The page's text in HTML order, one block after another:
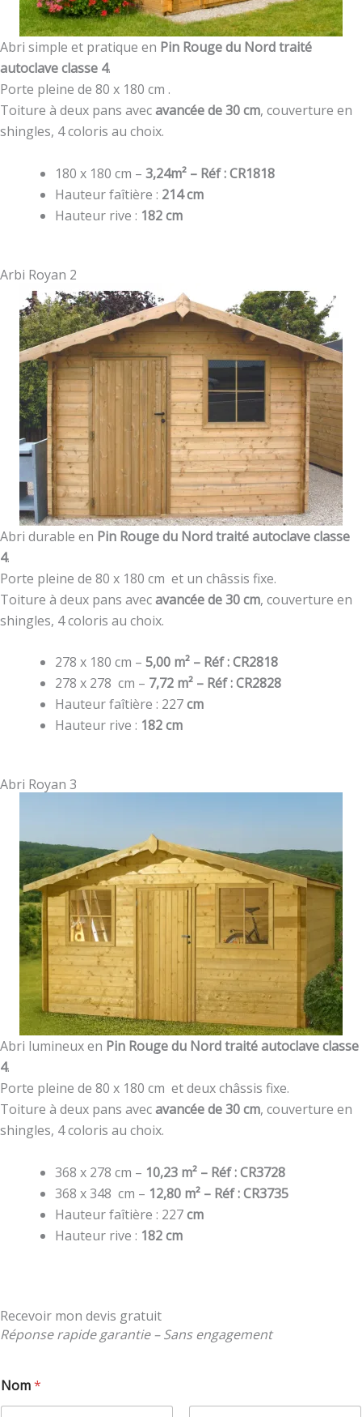
Abri simple et pratique en Pin Rouge du Nord traité
autoclave classe 4.
Porte pleine de 80 x 180 cm .
Toiture à deux pans avecavancée de 30 cm, couverture en
shingles, 4 coloris au choix.
180 x 180 cm – 3,24m² – Réf : CR1818
Hauteur faîtière : 214 cm
Hauteur rive : 182 cm
Arbi Royan 2
Abri durable en Pin Rouge du Nord traité autoclave classe
4.
Porte pleine de 80 x 180 cm et un châssis fixe.
Toiture à deux pans avecavancée de 30 cm, couverture en
shingles, 4 coloris au choix.
278 x 180 cm – 5,00 m² – Réf : CR2818
278 x 278 cm – 7,72 m² – Réf : CR2828
Hauteur faîtière : 227cm
Hauteur rive : 182 cm
Abri Royan 3
Abri lumineux en Pin Rouge du Nord traité autoclave classe
4.
Porte pleine de 80 x 180 cm et deux châssis fixe.
Toiture à deux pans avecavancée de 30 cm, couverture en
shingles, 4 coloris au choix.
368 x 278 cm – 10,23 m² – Réf : CR3728
368 x 348 cm – 12,80 m² – Réf : CR3735
Hauteur faîtière : 227cm
Hauteur rive : 182 cm
Recevoir mon devis gratuit
Réponse rapide garantie – Sans engagement
Nom*